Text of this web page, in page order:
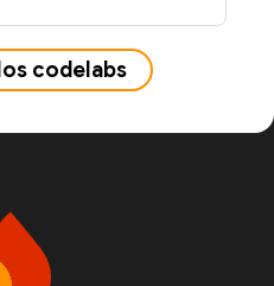
codelabs